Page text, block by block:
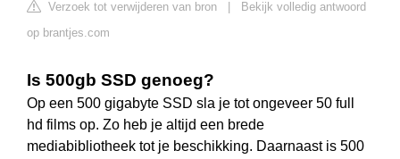
Verzoek tot verwijderen van bron
Bekijk volledig antwoord
op brantjes.com
Is 500gb SSD genoeg?
Op een 500 gigabyte SSD sla je tot ongeveer 50 full
hd films op. Zo heb je altijd een brede
mediabibliotheek tot je beschikking. Daarnaast is 500